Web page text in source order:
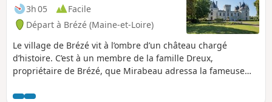
3h 05
Facile
Départ à Brézé (Maine-et-Loire)
Le village de Brézé vit à l’ombre d’un château chargé
d’histoire. C’est à un membre de la famille Dreux,
propriétaire de Brézé, que Mirabeau adressa la fameuse
peuple et nous n’en sortirons que par la force des